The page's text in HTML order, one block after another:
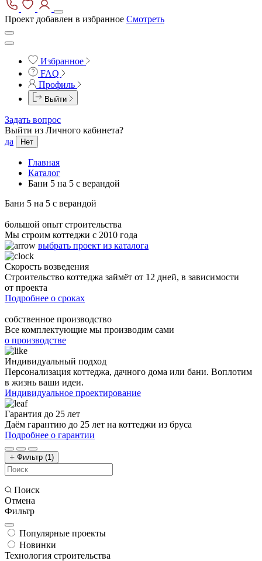
Проект добавлен в избранное Смотреть
Избранное
FAQ
Профиль
Выйти
Задать вопрос
Выйти из Личного кабинета?
да
Нет
Главная
Каталог
Бани 5 на 5 с верандой
Бани 5 на 5 с верандой
большой опыт строительства
Мы строим коттеджи с 2010 года
выбрать проект из каталога
Скорость возведения
Строительство коттеджа займёт от 12 дней, в зависимости
от проекта
Подробнее о сроках
собственное производство
Все комплектующие мы производим сами
о производстве
Индивидуальный подход
Персонализация коттеджа, дачного дома или бани. Воплотим
в жизнь ваши идеи.
Индивидуальное проектирование
Гарантия до 25 лет
Даём гарантию до 25 лет на коттеджи из бруса
Подробнее о гарантии
Фильтр (1)
Поиск
Отмена
Фильтр
Популярные проекты
Новинки
Технология строительства